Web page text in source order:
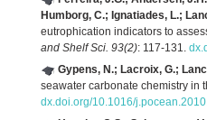
Humborg, C.; Ignatiades, L.;
eutrophication indicators to
and Shelf Sci. 93(2): 117-131.
Gypens, N.; Lacroix, G.;
seawater carbonate chemistry in
dx.doi.org/10.1016/